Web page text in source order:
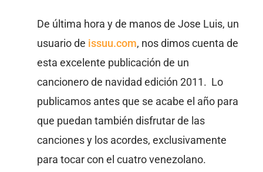
De última hora y de manos de Jose Luis, un
usuario de issuu.com, nos dimos cuenta de
esta excelente publicación de un
cancionero de navidad edición 2011. Lo
publicamos antes que se acabe el año para
que puedan también disfrutar de las
canciones y los acordes, exclusivamente
para tocar con el cuatro venezolano.